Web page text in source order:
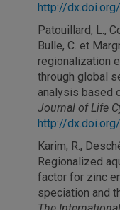
http://
Patouillard, L.,
Bulle, C. et
regionalization
through global
analysis based
Journal of Life
http://
Karim, R.,
Regionalized
factor for zinc
speciation and